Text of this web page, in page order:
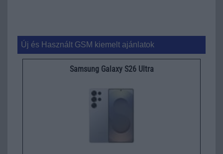
Új és Használt GSM kiemelt ajánlatok
Samsung Galaxy S26 Ultra